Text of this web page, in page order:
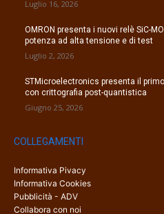
Luglio 16, 2026
OMRON presenta i nuovi relè SiC-
potenza ad alta tensione e di test
Luglio 2, 2026
STMicroelectronics presenta il
con crittografia post-quantistica
Giugno 25, 2026
COLLEGAMENTI
Informativa Pivacy
Informativa Cookies
Pubblicità - ADV
Collabora con noi